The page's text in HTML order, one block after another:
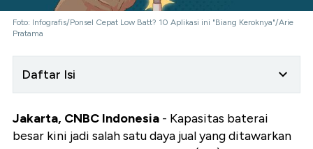
Foto: Infografis/Ponsel Cepat Low Batt? 10 Aplikasi ini "Biang Keroknya"/Arie
Pratama
Daftar Isi
Jakarta, CNBC Indonesia - Kapasitas baterai
besar kini jadi salah satu daya jual yang ditawarkan